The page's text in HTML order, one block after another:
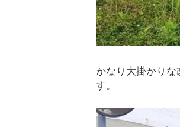
かなり大掛かりな
す。